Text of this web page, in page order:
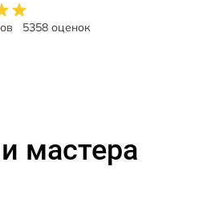
5358 оценок
мастера